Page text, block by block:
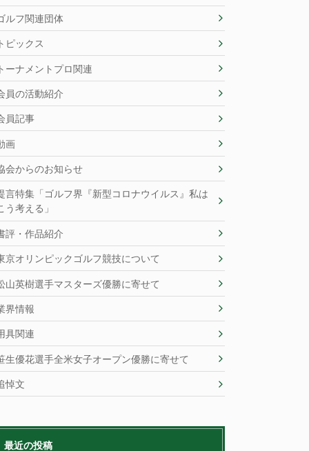
ルフ関連団体
トピックス
トーナメントプロ関連
員の活動紹介
員記事
画
会からのお知らせ
言特集「ゴルフ界『新型コロナウイルス』私は
う考える」
評・作品紹介
京オリンピックゴルフ競技について
山英樹選手マスターズ優勝に寄せて
界情報
具関連
生優花選手全米女子オープン優勝に寄せて
悼文
最近の投稿